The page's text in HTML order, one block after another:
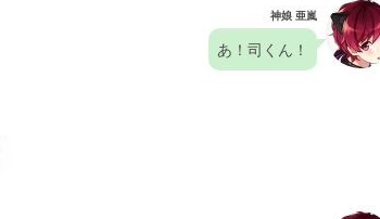
神娘 亜嵐
あ！司くん！